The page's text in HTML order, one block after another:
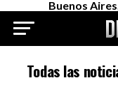
Buenos
Todas las